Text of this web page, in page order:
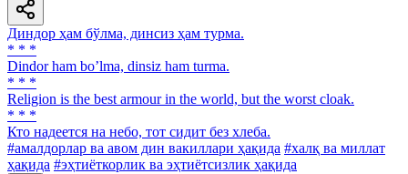
Диндор ҳам бўлма, динсиз ҳам турма.
* * *
Dindor ham boʼlma, dinsiz ham turma.
* * *
Religion is the best armour in the world, but the worst cloak.
* * *
Кто надеется на небо, тот сидит без хлеба.
#амалдорлар ва авом дин вакиллари ҳақида #халқ ва миллат
ҳақида #эҳтиёткорлик ва эҳтиётсизлик ҳақида